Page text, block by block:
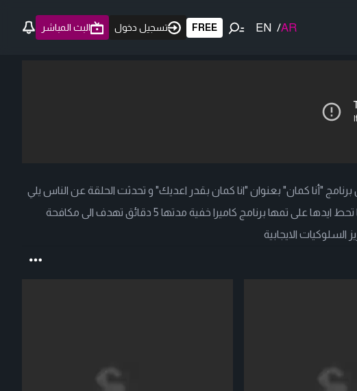
AR
/
EN
FREE تسجيل دخول البث المباشر
"أنا كمان" بعنوان "انا كمان بقدر اعديك" و تحدثت الحلقة عن الناس يلي
بتكح او تعطس بدون ما تحط ايدها على تمها برنامج كاميرا خفية مدتها 5 دقائق تهدف الى مكافحة
السلوكيات الايجابية